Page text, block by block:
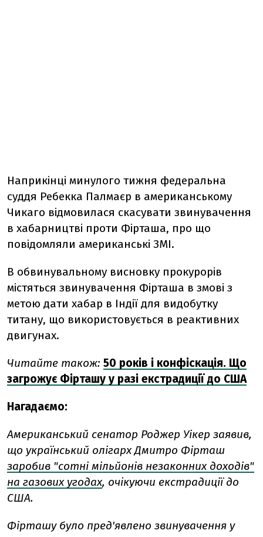
Наприкінці минулого тижня федеральна
суддя Ребекка Палмаєр в американському
Чикаго відмовилася скасувати звинувачення
в хабарництві проти Фірташа, про що
повідомляли американські ЗМІ.
В обвинувальному висновку прокурорів
містяться звинувачення Фірташа в змові з
метою дати хабар в Індії для видобутку
титану, що використовується в реактивних
двигунах.
Читайте також: 50 років і конфіскація. Що
загрожує Фірташу у разі екстрадиції до США
Нагадаємо:
Американський сенатор Роджер Уікер заявив,
що український олігарх Дмитро Фірташ
заробив "сотні мільйонів незаконних доходів"
на газових угодах, очiкуючи екстрадиції до
США.
Фірташу було пред'явлено звинувачення у